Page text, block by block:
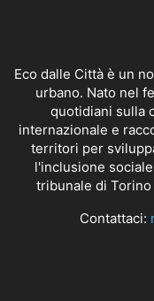
Eco dalle Città è un
urbano. Nato nel
quotidiani sulla
internazionale e
territori per
l'inclusione
tribunale di
Contattaci: